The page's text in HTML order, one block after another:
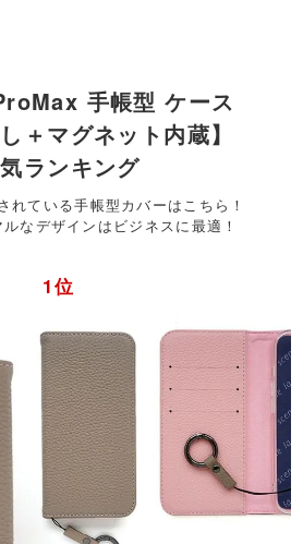
手帳型 ケース
＋マグネット内蔵】
ランキング
れている手帳型カバーはこちら！
なデザインはビジネスに最適！
1位